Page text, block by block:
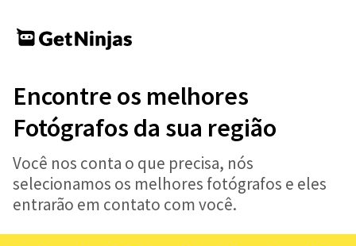
Encontre os melhores
Fotógrafos da sua região
Você nos conta o que precisa, nós
selecionamos os melhores fotógrafos e eles
entrarão em contato com você.